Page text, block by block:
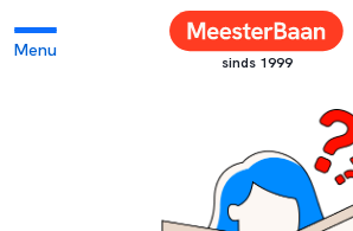
Menu
sinds 1999